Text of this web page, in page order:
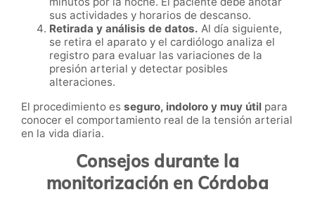
sus actividades y horarios de descanso.
Retirada y análisis de datos. Al día siguiente,
se retira el aparato y el cardiólogo analiza el
registro para evaluar las variaciones de la
presión arterial y detectar posibles
alteraciones.
El procedimiento es seguro, indoloro y muy útil para
conocer el comportamiento real de la tensión arterial
en la vida diaria.
Consejos durante la
monitorización en Córdoba